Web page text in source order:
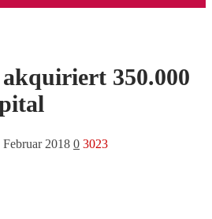
350.000
Februar 2018 0 3023